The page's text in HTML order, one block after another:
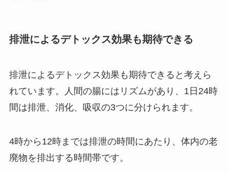
排泄によるデトックス効果も期待できる
排泄によるデトックス効果も期待できると考えら
れています。
人間の腸にはリズムがあり、1日24時
間は排泄、消化、吸収の3つに分けられます。
4時から12時までは排泄の時間にあたり、体内の老
廃物を排出する時間帯です。